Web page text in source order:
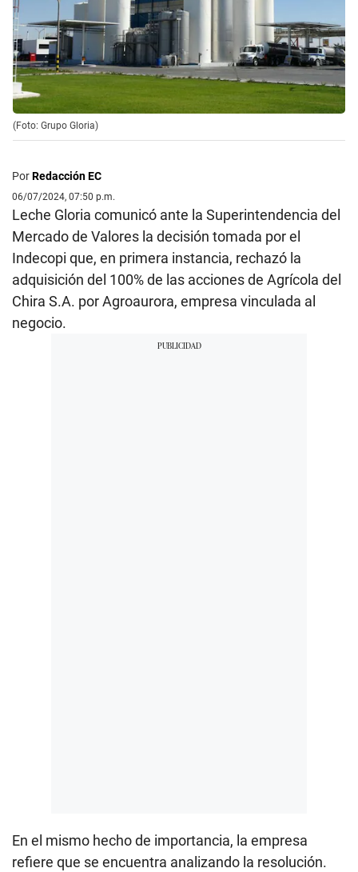
(Foto: Grupo Gloria)
PorRedacción EC
06/07/2024, 07:50 p.m.
Leche Gloria comunicó ante la Superintendencia del
Mercado de Valores la decisión tomada por el
Indecopi que, en primera instancia, rechazó la
adquisición del 100% de las acciones de Agrícola del
Chira S.A. por Agroaurora, empresa vinculada al
negocio.
En el mismo hecho de importancia, la empresa
refiere que se encuentra analizando la resolución.